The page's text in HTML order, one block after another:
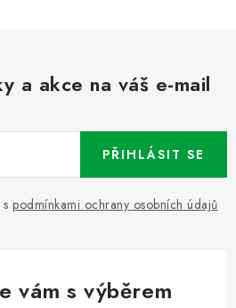
a akce na váš e-mail
podmínkami ochrany osobních údajů
PŘIHLÁSIT SE
vám s výběrem